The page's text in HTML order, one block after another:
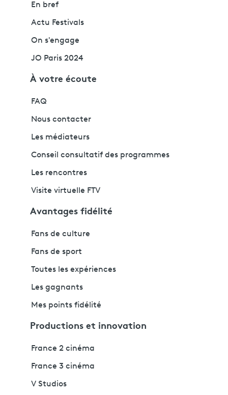
En bref
Actu Festivals
On s'engage
JO Paris 2024
À votre écoute
FAQ
Nous contacter
Les médiateurs
Conseil consultatif des programmes
Les rencontres
Visite virtuelle FTV
Avantages fidélité
Fans de culture
Fans de sport
Toutes les expériences
Les gagnants
Mes points fidélité
Productions et innovation
France 2 cinéma
France 3 cinéma
V Studios